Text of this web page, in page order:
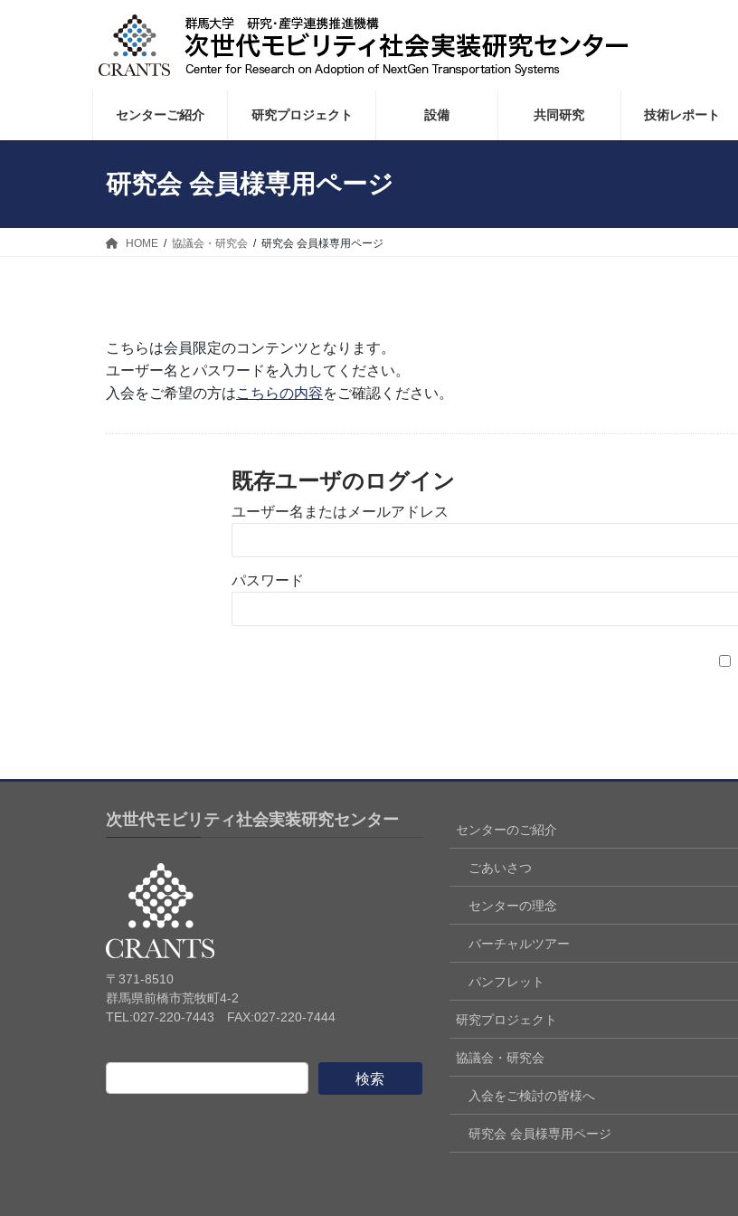
ス
ン
センターご紹介 研究プロジェクト 設備 共同研究 技術レポート
研究会 会員様専用ページ
HOME 協議会・研究会 研究会 会員様専用ページ
こちらは会員限定のコンテンツとなります。
ユーザー名とパスワードを入力してください。
入会をご希望の方はこちらの内容をご確認ください。
既存ユーザのログイン
ユーザー名またはメールアドレス
パスワード
次世代モビリティ社会実装研究センター
〒371-8510
群馬県前橋市荒牧町4-2
TEL:027-220-7443 FAX:027-220-7444
センターのご紹介
ごあいさつ
センターの理念
バーチャルツアー
パンフレット
研究プロジェクト
協議会・研究会
入会をご検討の皆様へ
研究会 会員様専用ページ